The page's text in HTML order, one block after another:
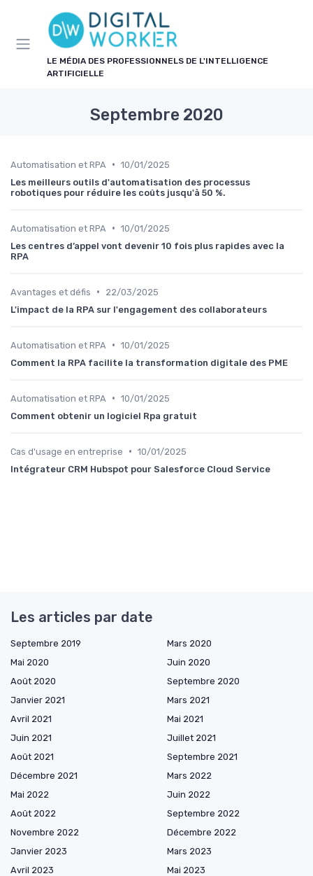
LE MÉDIA DES PROFESSIONNELS DE L'INTELLIGENCE
ARTIFICIELLE
Septembre 2020
Automatisation et RPA • 10/01/2025
Les meilleurs outils d'automatisation des processus
robotiques pour réduire les coûts jusqu'à 50 %.
Automatisation et RPA • 10/01/2025
Les centres d’appel vont devenir 10 fois plus rapides avec la
RPA
Avantages et défis •
22/03/2025
L'impact de la RPA sur l'engagement des collaborateurs
Automatisation et RPA • 10/01/2025
Comment la RPA facilite la transformation digitale des PME
Automatisation et RPA • 10/01/2025
Comment obtenir un logiciel Rpa gratuit
Cas d'usage en entreprise • 10/01/2025
Intégrateur CRM Hubspot pour Salesforce Cloud Service
Les articles par date
Septembre 2019
Mars 2020
Mai 2020
Juin 2020
Août 2020
Septembre 2020
Janvier 2021
Mars 2021
Avril 2021
Mai 2021
Juin 2021
Juillet 2021
Août 2021
Septembre 2021
Décembre 2021
Mars 2022
Mai 2022
Juin 2022
Août 2022
Septembre 2022
Novembre 2022
Décembre 2022
Janvier 2023
Mars 2023
Avril 2023
Mai 2023